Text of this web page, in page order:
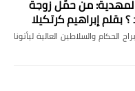
من حمّل زوجة
بقلم إبراهيم كرتكيلا
الحكام والسلاطين العالية ليأتونا